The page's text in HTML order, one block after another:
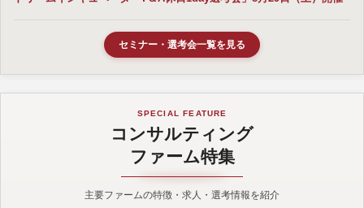
セミナー・選考会一覧を見る
SPECIAL FEATURE
コンサルティング
ファーム特集
主要ファームの特徴・求人・選考情報を紹介